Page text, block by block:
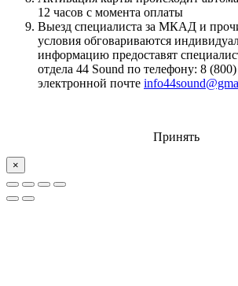
12 часов с момента оплаты
Выезд специалиста за МКАД и
условия обговариваются
информацию предоставят
отдела 44 Sound по телефону: 8
электронной почте
Принять
×